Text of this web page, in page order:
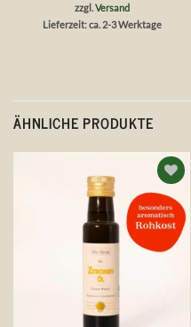
zzgl.Versand
Lieferzeit: ca. 2-3 Werktage
ÄHNLICHE PRODUKTE
Auf die
Wunschliste